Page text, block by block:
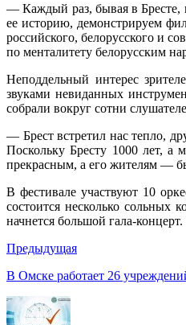
— Каждый раз, бывая в Бресте,
ее историю, демонстрируем
российского, белорусского и
по менталитету белорусским
Неподдельный интерес
звуками невиданных
собрали вокруг сотни
— Брест встретил нас тепло,
Поскольку Бресту 1000 лет, а
прекрасным, а его жителям —
В фестивале участвуют 10
состоится несколько
начнется большой гала-концерт.
Предыдущая
В Омске работает 26